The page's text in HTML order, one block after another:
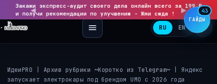
◀
Закажи экспресс-аудит своего дела онлайн всего за 199 ₽
и получи рекомендации по улучшению - Жми сюда !
▶
RU EN
ИдеиPRO Архив рубрики ~Коротко из Telegram~
Яндекс
запускает электрокары под брендом UMO с 2026 года
ГАЙДЫ
43